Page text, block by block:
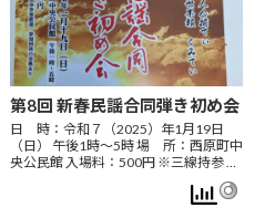
第8回 新春民謡合同弾き初め会
日 時：令和７（2025）年1月19日
（日） 午後1時～5時 場 所：西原町中
央公民館 入場料：500円 ※三線持参 …